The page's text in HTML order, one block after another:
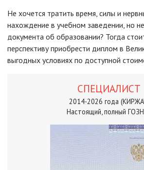
Не хочется тратить время, силы и
нахождение в учебном заведении, но
документа об образовании? Тогда
перспективу приобрести диплом в
выгодных условиях по доступной
СПЕЦИАЛИСТ
2014-2026 года
Настоящий, полный